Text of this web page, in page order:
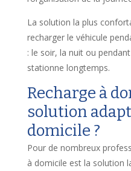
La solution la plus
recharger le véhicule
: le soir, la nuit ou
stationne longtemps.
Recharge à
solution
domicile ?
Pour de nombreux
à domicile est la solution